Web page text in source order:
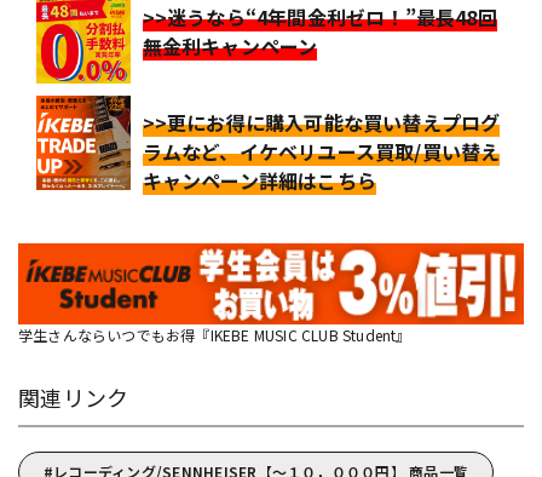
>>迷うなら“4年間金利ゼロ！”最長48回
無金利キャンペーン
>>更にお得に購入可能な買い替えプログ
ラムなど、イケベリユース買取/買い替え
キャンペーン詳細はこちら
学生さんならいつでもお得『IKEBE MUSIC CLUB Student』
関連リンク
レコーディング/SENNHEISER【～１０，０００円】 商品一覧